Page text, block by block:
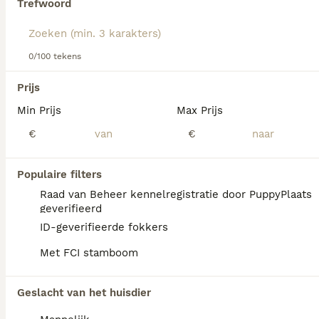
Trefwoord
0/100 tekens
Prijs
Min Prijs
€
Max Prijs
€
Populaire filters
Raad van Beheer kennelregistratie door PuppyPlaats
geverifieerd
ID-geverifieerde fokkers
Met FCI stamboom
Geslacht van het huisdier
We hebben 0 Oostenrijkse Pinscher Honden
Als je toekomstige resultaten wil zien voor deze
exacte zoekopdracht, sla dan je zoekopdracht op en
vind jouw perfecte hond:
Zoekopdracht bewaren
FAQ's
Wat kost een Oostenrijkse
Pinscher?
De aanschaf van een Oostenrijkse Pinscher